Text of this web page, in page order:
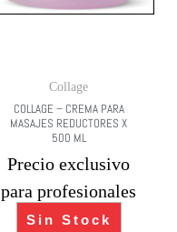
Collage
COLLAGE – CREMA PARA
MASAJES REDUCTORES X
500 ML
Precio exclusivo
para profesionales
Sin Stock